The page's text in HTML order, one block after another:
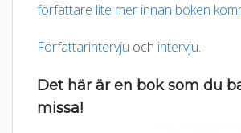
författare lite mer innan boken
Författarintervju och intervju.
Det här är en bok som du
missa!